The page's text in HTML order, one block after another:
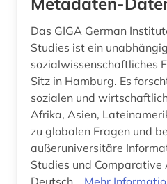
ägypten (1)
öffentlicher haushalt (1)
ökonomie (1)
Das GIGA German
Studies ist ein
sozialwissenschaftliches
Sitz in Hamburg. Es
sozialen und
Afrika, Asien,
zu globalen Fragen und
außeruniversitäre
Studies und Comparative